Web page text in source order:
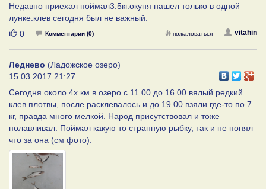
Недавно приехал поймал3.5кг.окуня нашел только в одной
лунке.клев сегодня был не важный.
Нравится
0 Комментарии (0) vitahin
пожаловаться
Леднево (Ладожское озеро)
15.03.2017 21:27
Сегодня около 4х км в озеро с 11.00 до 16.00 вялый редкий
клев плотвы, после расклевалось и до 19.00 взяли где-то по 7
кг, правда много мелкой. Народ присутствовал и тоже
полавливал. Поймал какую то странную рыбку, так и не понял
что за она (см фото).